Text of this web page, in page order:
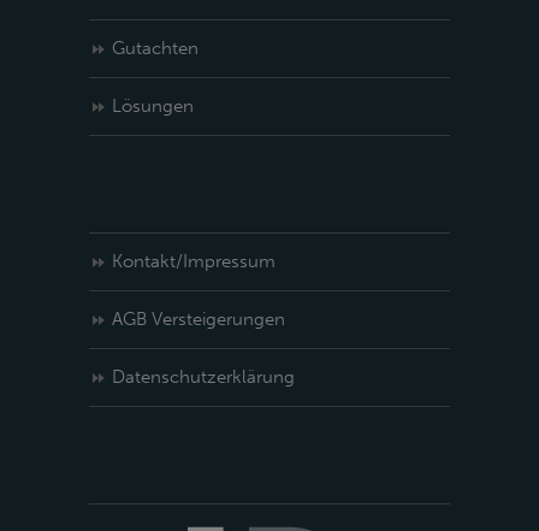
Gutachten
Lösungen
Kontakt/Impressum
AGB Versteigerungen
Datenschutzerklärung